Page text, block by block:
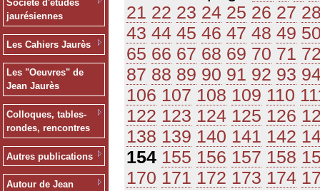
Société d'études
jaurésiennes
Les Cahiers Jaurès
Les "Oeuvres" de
Jean Jaurès
Colloques, tables-
rondes, rencontres
Autres publications
Autour de Jean
21 22 23 24 25 26 27
43 44 45 46 47 48 49
65 66 67 68 69 70 71
87 88 89 90 91 92 93
106 107 108 109 110
122 123 124 125 126
138 139 140 141 142
154 155 156 157 158
170 171 172 173 174